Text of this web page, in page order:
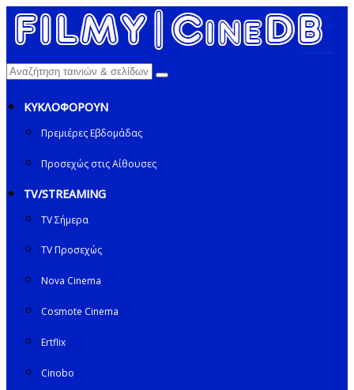
ΚΥΚΛΟΦΟΡΟΥΝ
Πρεμιέρες Εβδομάδας
Προσεχώς στις Αίθουσες
TV/STREAMING
TV Σήμερα
TV Προσεχώς
Nova Cinema
Cosmote Cinema
Ertflix
Cinobo